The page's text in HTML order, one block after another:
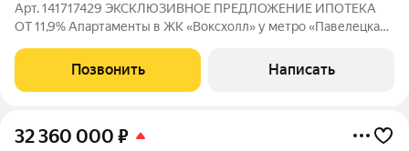
Арт. 141717429 ЭКСКЛЮЗИВНОЕ ПРЕДЛОЖЕНИЕ ИПОТЕКА
ОТ 11,9% Апартаменты в ЖК «Воксхолл» у метро «Павелецкая»
современного 25-этажного жилого комплекса. Панорамный
вид на Москву, потолки высотой 3,2 м и
Позвонить Написать
32 360 000 ₽